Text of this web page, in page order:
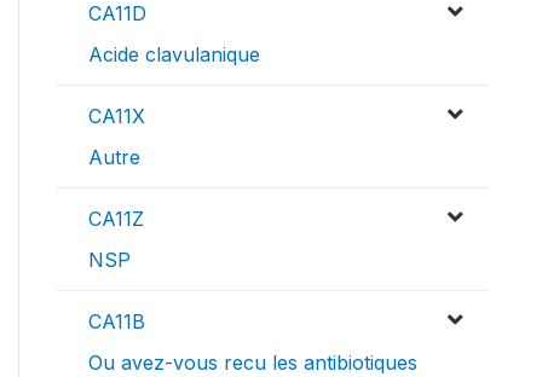
CA11D
Acide clavulanique
CA11X
Autre
CA11Z
NSP
CA11B
Ou avez-vous recu les antibiotiques